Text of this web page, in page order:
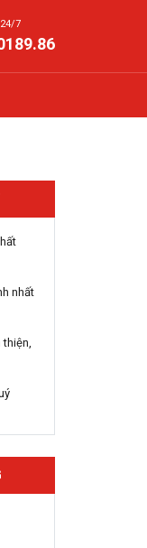
7
nhất
thiện,